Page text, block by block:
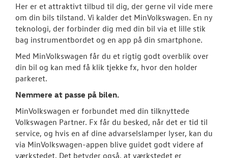
Bestil tid på
Koncepter og
Volkswagen
Volkswagen
Service 5+
Her er et attraktivt tilbud til dig, der gerne vil vide mere
om din bils tilstand. Vi kalder det MinVolkswagen. En ny
teknologi, der forbinder dig med din bil via et lille stik
bag instrumentbordet og en app på din smartphone.
Med MinVolkswagen får du et rigtig godt overblik over
din bil og kan med få klik tjekke fx, hvor den holder
parkeret.
Nemmere at passe på bilen.
MinVolkswagen er forbundet med din tilknyttede
Volkswagen Partner. Fx får du besked, når det er tid til
service, og hvis en af dine advarselslamper lyser, kan du
via MinVolkswagen-appen blive guidet godt videre af
værkstedet. Det betyder også, at værkstedet er